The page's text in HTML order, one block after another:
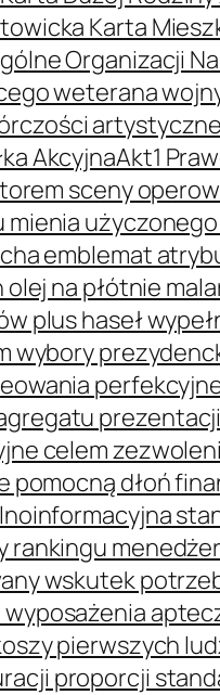
Karta
Organizacji
weterana
AkcyjnaAkt1
sceny
emblemat
olej na płótnie
plus haseł
wybory
celem
pomocną dłoń
wskutek
pierwszych
proporcji